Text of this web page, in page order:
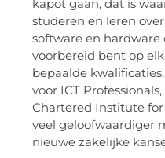
kapot gaan, dat is
studeren en leren
software en
voorbereid bent op
bepaalde
voor ICT
Chartered Institute for
veel geloofwaardiger
nieuwe zakelijke